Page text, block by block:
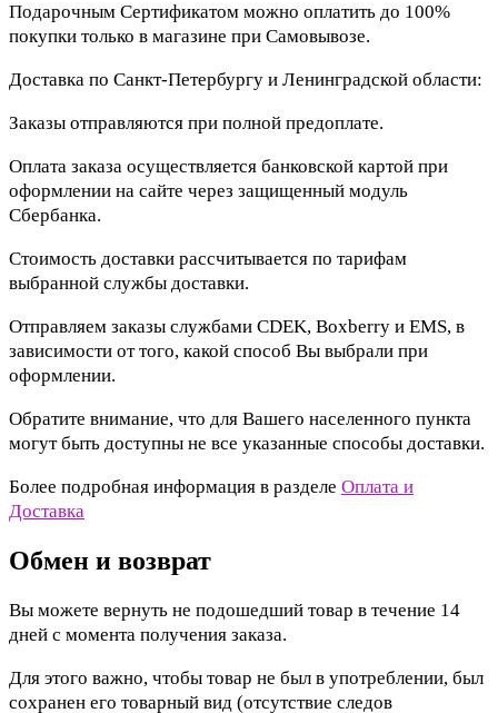
Подарочным Сертификатом можно оплатить до 100%
покупки только в магазине при Самовывозе.
Доставка по Санкт-Петербургу и Ленинградской области:
Заказы отправляются при полной предоплате.
Оплата заказа осуществляется банковской картой при
оформлении на сайте через защищенный модуль
Сбербанка.
Стоимость доставки рассчитывается по тарифам
выбранной службы доставки.
Отправляем заказы службами CDEK, Boxberry и EMS, в
зависимости от того, какой способ Вы выбрали при
оформлении.
Обратите внимание, что для Вашего населенного пункта
могут быть доступны не все указанные способы доставки.
Более подробная информация в разделе Оплата и
Доставка
Обмен и возврат
Вы можете вернуть не подошедший товар в течение 14
дней с момента получения заказа.
Для этого важно, чтобы товар не был в употреблении, был
сохранен его товарный вид (отсутствие следов